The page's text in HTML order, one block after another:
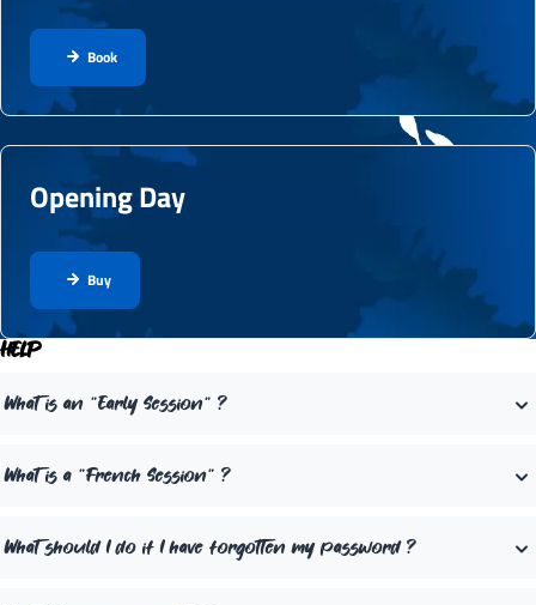
Book
Opening Day
Buy
HELP
What is an "Early Session" ?
What is a "French Session" ?
What should I do if I have forgotten my password ?